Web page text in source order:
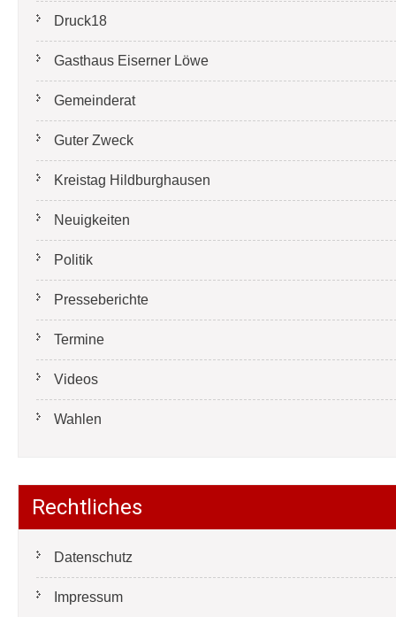
Druck18
Gasthaus Eiserner Löwe
Gemeinderat
Guter Zweck
Kreistag Hildburghausen
Neuigkeiten
Politik
Presseberichte
Termine
Videos
Wahlen
Rechtliches
Datenschutz
Impressum